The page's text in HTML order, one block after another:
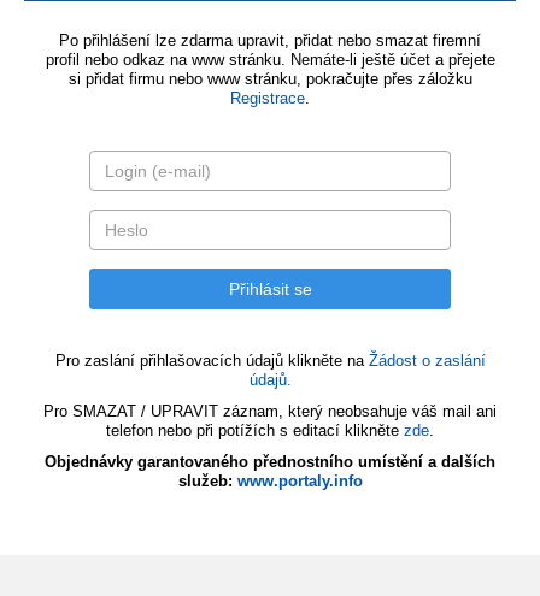
Po přihlášení lze zdarma upravit, přidat nebo smazat firemní
profil nebo odkaz na www stránku. Nemáte-li ještě účet a přejete
si přidat firmu nebo www stránku, pokračujte přes záložku
Registrace.
Pro zaslání přihlašovacích údajů klikněte na Žádost o zaslání
údajů.
Pro SMAZAT / UPRAVIT záznam, který neobsahuje váš mail ani
telefon nebo při potížích s editací klikněte zde.
Objednávky garantovaného přednostního umístění a dalších
služeb: www.portaly.info